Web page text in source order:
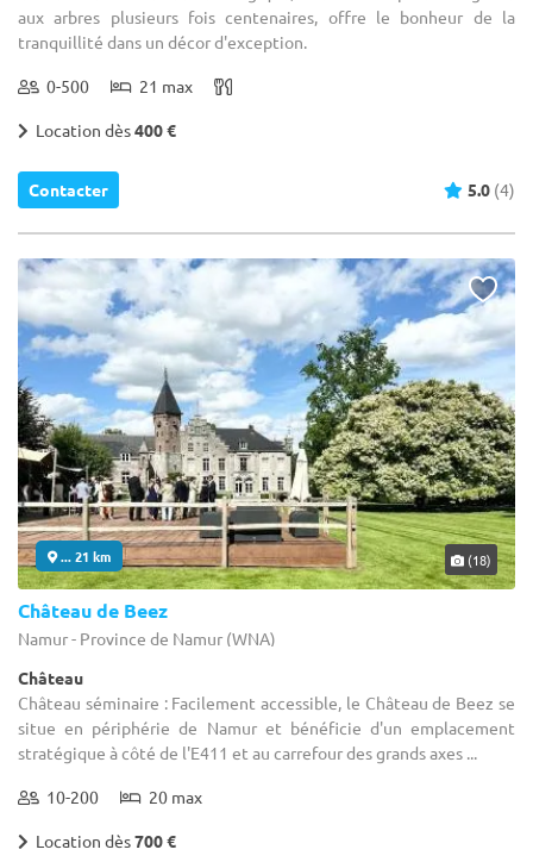
aux arbres plusieurs fois centenaires, offre le bonheur de la
tranquillité dans un décor d'exception.
0-500 21 max
Location dès400 €
Contacter 5.0 (4)
... 21 km (18)
Château de Beez
Namur - Province de Namur (WNA)
Château
Château séminaire : Facilement accessible, le Château de Beez se
situe en périphérie de Namur et bénéficie d'un emplacement
stratégique à côté de l'E411 et au carrefour des grands axes ...
10-200 20 max
Location dès700 €